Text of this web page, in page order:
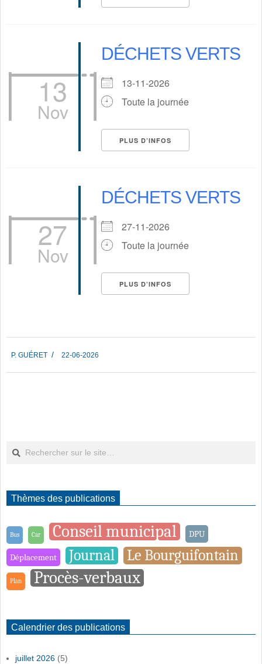
13
Nov
DÉCHETS VERTS
13-11-2026
Toute la journée
PLUS D’INFOS
27
Nov
DÉCHETS VERTS
27-11-2026
Toute la journée
PLUS D’INFOS
06-
22
P. GUÉRET 22-06-2026
Thèmes des publications
Bus Car Conseil municipal DPU
Déplacement Journal Le Bourguifontain
Plan Procès-verbaux
Calendrier des publications
juillet 2026 (5)